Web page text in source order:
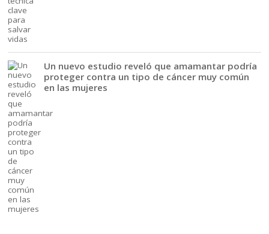
Un nuevo estudio reveló que amamantar podría
proteger contra un tipo de cáncer muy común
en las mujeres